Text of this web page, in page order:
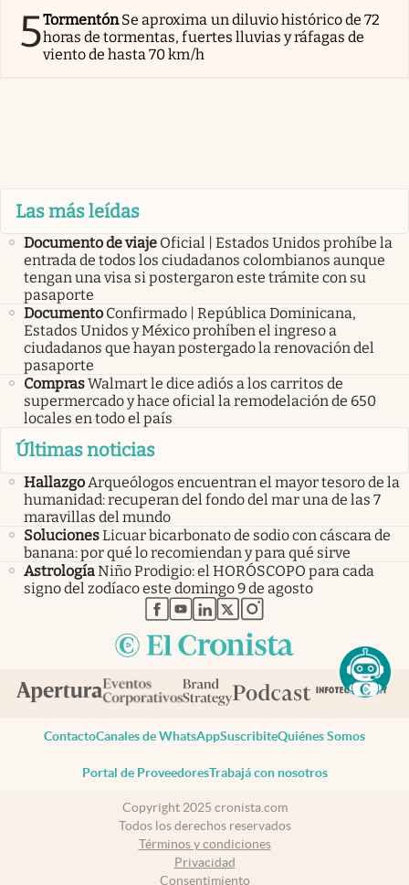
5TormentónSe aproxima un diluvio histórico de 72
horas de tormentas, fuertes lluvias y ráfagas de
viento de hasta 70 km/h
Las más leídas
Documento de viaje Oficial | Estados Unidos prohíbe la
entrada de todos los ciudadanos colombianos aunque
tengan una visa si postergaron este trámite con su
pasaporte
Documento Confirmado | República Dominicana,
Estados Unidos y México prohíben el ingreso a
ciudadanos que hayan postergado la renovación del
pasaporte
ComprasWalmart le dice adiós a los carritos de
supermercado y hace oficial la remodelación de 650
locales en todo el país
Últimas noticias
Hallazgo Arqueólogos encuentran el mayor tesoro de la
humanidad: recuperan del fondo del mar una de las 7
maravillas del mundo
SolucionesLicuar bicarbonato de sodio con cáscara de
banana: por qué lo recomiendan y para qué sirve
AstrologíaNiño Prodigio: el HORÓSCOPO para cada
signo del zodíaco este domingo 9 de agosto
abre en nueva pestaña
abre en nueva pestaña
abre en nueva pestaña
abre en nueva pestaña
abre en nueva pestaña
ContactoCanales de WhatsAppSuscribiteQuiénes Somos
Portal de ProveedoresTrabajá con nosotros
Copyright 2025 cronista.com
Todos los derechos reservados
Términos y condiciones
Privacidad
Consentimiento